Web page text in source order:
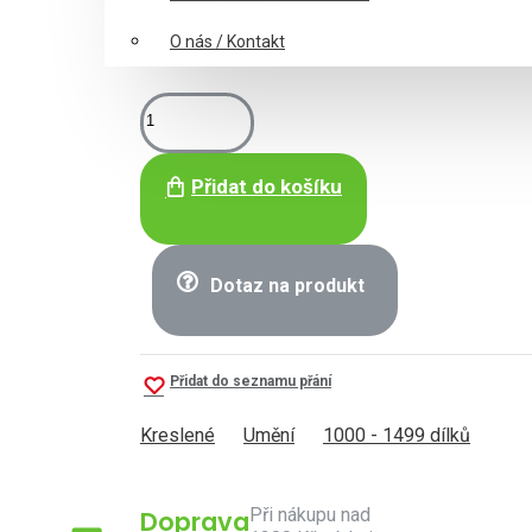
O nás / Kontakt
Přidat do košíku
Dotaz na produkt
Přidat do seznamu přání
Kreslené Umění 1000 - 1499 dílků
DopravaPři nákupu nad